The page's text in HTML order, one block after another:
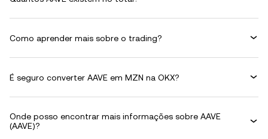
Como aprender mais sobre o trading?
É seguro converter AAVE em MZN na OKX?
Onde posso encontrar mais informações sobre AAVE
(AAVE)?